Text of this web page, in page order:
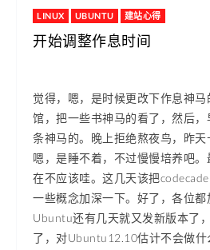
LINUX UBUNTU 建站心得
开始调整作息时间
觉得，嗯，是时候更改下作息神
馆，把一些书神马的看了，然后
条神马的。晚上拒绝熬夜鸟，昨天
嗯，是睡不着，不过慢慢培养吧
在不应该哇。这几天该把
一些概念加深一下。好了，各位都
Ubuntu还有几天就又发新版本了
了，对Ubuntu12.10估计不会做什